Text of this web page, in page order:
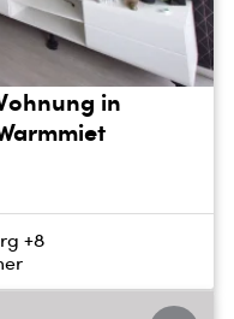
in
+8